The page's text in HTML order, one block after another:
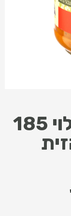
ממרח פלפלים קלוי 185